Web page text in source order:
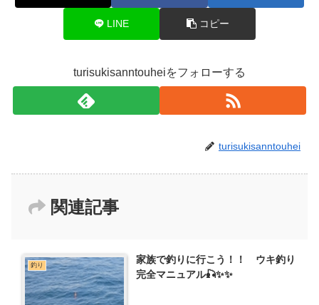
LINE コピー
turisukisanntouheiをフォローする
turisukisanntouhei
関連記事
釣り
家族で釣りに行こう！！ ウキ釣り
完全マニュアル🎣✨✨